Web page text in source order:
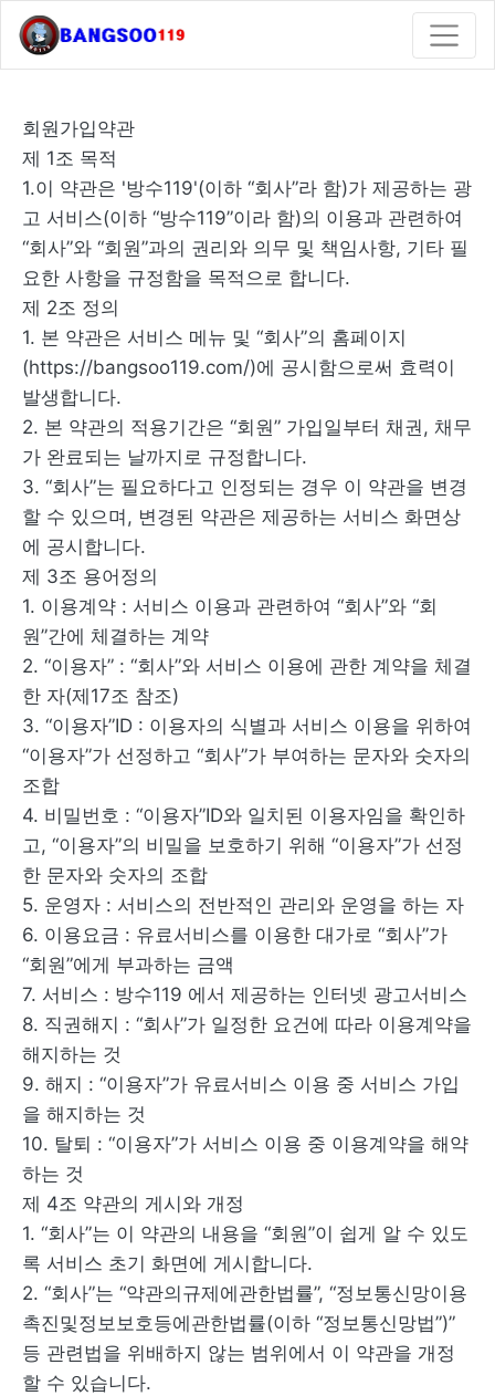
회원가입약관
제 1조 목적
1.이 약관은 '방수119'(이하 “회사”라 함)가 제공하는 광
고 서비스(이하 “방수119”이라 함)의 이용과 관련하여
“회사”와 “회원”과의 권리와 의무 및 책임사항, 기타 필
요한 사항을 규정함을 목적으로 합니다.
제 2조 정의
1. 본 약관은 서비스 메뉴 및 “회사”의 홈페이지
(https://bangsoo119.com/)에 공시함으로써 효력이
발생합니다.
2. 본 약관의 적용기간은 “회원” 가입일부터 채권, 채무
가 완료되는 날까지로 규정합니다.
3. “회사”는 필요하다고 인정되는 경우 이 약관을 변경
할 수 있으며, 변경된 약관은 제공하는 서비스 화면상
에 공시합니다.
제 3조 용어정의
1. 이용계약 : 서비스 이용과 관련하여 “회사”와 “회
원”간에 체결하는 계약
2. “이용자” : “회사”와 서비스 이용에 관한 계약을 체결
한 자(제17조 참조)
3. “이용자”ID : 이용자의 식별과 서비스 이용을 위하여
“이용자”가 선정하고 “회사”가 부여하는 문자와 숫자의
조합
4. 비밀번호 : “이용자”ID와 일치된 이용자임을 확인하
고, “이용자”의 비밀을 보호하기 위해 “이용자”가 선정
한 문자와 숫자의 조합
5. 운영자 : 서비스의 전반적인 관리와 운영을 하는 자
6. 이용요금 : 유료서비스를 이용한 대가로 “회사”가
“회원”에게 부과하는 금액
7. 서비스 : 방수119 에서 제공하는 인터넷 광고서비스
8. 직권해지 : “회사”가 일정한 요건에 따라 이용계약을
해지하는 것
9. 해지 : “이용자”가 유료서비스 이용 중 서비스 가입
을 해지하는 것
10. 탈퇴 : “이용자”가 서비스 이용 중 이용계약을 해약
하는 것
제 4조 약관의 게시와 개정
1. “회사”는 이 약관의 내용을 “회원”이 쉽게 알 수 있도
록 서비스 초기 화면에 게시합니다.
2. “회사”는 “약관의규제에관한법률”, “정보통신망이용
촉진및정보보호등에관한법률(이하 “정보통신망법”)”
등 관련법을 위배하지 않는 범위에서 이 약관을 개정
할 수 있습니다.